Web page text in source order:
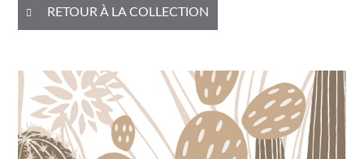
RETOUR À LA COLLECTION